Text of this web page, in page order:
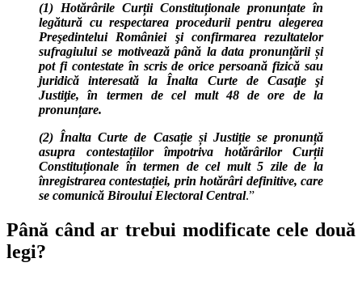
(1) Hotărârile Curții Constituționale pronunțate în
legătură cu respectarea procedurii pentru alegerea
Preşedintelui României şi confirmarea rezultatelor
sufragiului se motivează până la data pronunțării și
pot fi contestate în scris de orice persoană fizică sau
juridică interesată la Înalta Curte de Casaţie şi
Justiţie, în termen de cel mult 48 de ore de la
pronunțare.
(2) Înalta Curte de Casație și Justiție se pronunță
asupra contestațiilor împotriva hotărârilor Curții
Constituționale în termen de cel mult 5 zile de la
înregistrarea contestației, prin hotărâri definitive, care
se comunică Biroului Electoral Central.”
Până când ar trebui modificate cele două
legi?